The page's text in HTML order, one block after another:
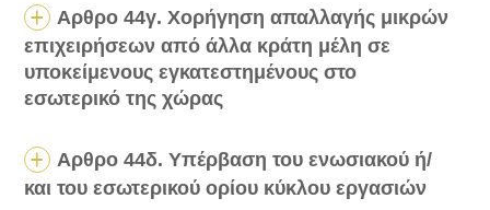
Αρθρο 44γ. Χορήγηση απαλλαγής μικρών
επιχειρήσεων από άλλα κράτη μέλη σε
υποκείμενους εγκατεστημένους στο
εσωτερικό της χώρας
Αρθρο 44δ. Υπέρβαση του ενωσιακού ή/
και του εσωτερικού ορίου κύκλου εργασιών